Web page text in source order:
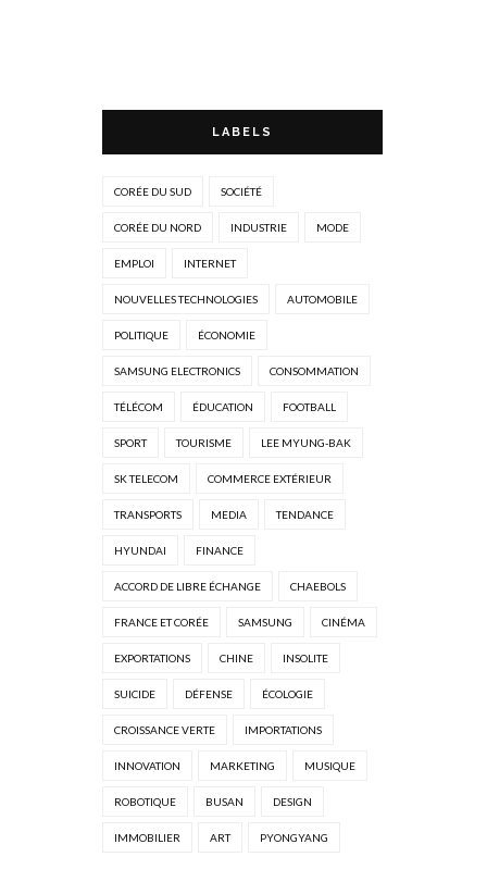
LABELS
CORÉE DU SUD SOCIÉTÉ
CORÉE DU NORD INDUSTRIE MODE
EMPLOI INTERNET
NOUVELLES TECHNOLOGIES AUTOMOBILE
POLITIQUE ÉCONOMIE
SAMSUNG ELECTRONICS CONSOMMATION
TÉLÉCOM ÉDUCATION FOOTBALL
SPORT TOURISME LEE MYUNG-BAK
SK TELECOM COMMERCE EXTÉRIEUR
TRANSPORTS MEDIA TENDANCE
HYUNDAI FINANCE
ACCORD DE LIBRE ÉCHANGE CHAEBOLS
FRANCE ET CORÉE SAMSUNG CINÉMA
EXPORTATIONS CHINE INSOLITE
SUICIDE DÉFENSE ÉCOLOGIE
CROISSANCE VERTE IMPORTATIONS
INNOVATION MARKETING MUSIQUE
ROBOTIQUE BUSAN DESIGN
IMMOBILIER ART PYONGYANG